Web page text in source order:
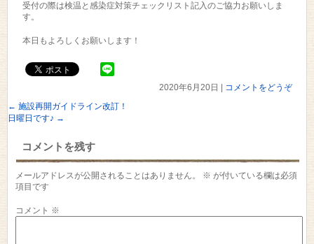
受付の際は検温と感染症対策チェックリスト記入のご協力お願いしま
す。
本日もよろしくお願いします！
2020年6月20日
コメントをどうぞ
← 施設再開ガイドライン改訂！
日曜日です♪ →
コメントを残す
メールアドレスが公開されることはありません。 ※ が付いている欄は必須
項目です
コメント ※